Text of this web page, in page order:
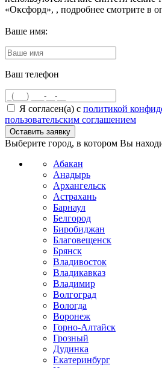
«Оксфорд», , подробнее смотрите в
Ваше имя:
Ваш телефон
Я согласен(а) с политикой
пользовательским соглашением
Выберите город, в котором Вы
Абакан
Анадырь
Архангельск
Астрахань
Барнаул
Белгород
Биробиджан
Благовещенск
Брянск
Владивосток
Владикавказ
Владимир
Волгоград
Вологда
Воронеж
Горно-Алтайск
Грозный
Дудинка
Екатеринбург